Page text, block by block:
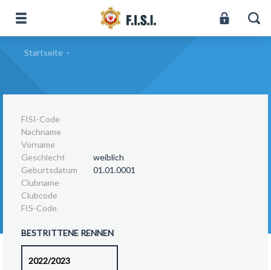
Startseite -
FISI-Code
Nachname
Vorname
Geschlecht
weiblich
Geburtsdatum
01.01.0001
Clubname
Clubcode
FIS-Code
BESTRITTENE RENNEN